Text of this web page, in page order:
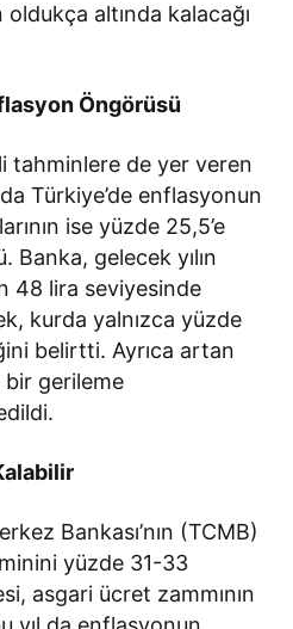
oldukça altında kalacağı
Öngörüsü
tahminlere de yer veren
Türkiye’de enflasyonun
ise yüzde 25,5’e
Banka, gelecek yılın
48 lira seviyesinde
kurda yalnızca yüzde
belirtti. Ayrıca artan
gerileme
Bankası’nın (TCMB)
yüzde 31-33
asgari ücret zammının